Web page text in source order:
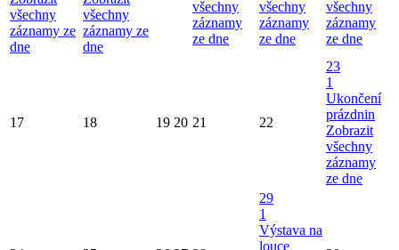
všechny
záznamy ze
dne
všechny
záznamy ze
dne
všechny
záznamy
ze dne
všechny
záznamy
ze dne
všechny
záznamy
ze dne
17 18 19 20 21 22
23
1
Ukončení
prázdnin
Zobrazit
všechny
záznamy
ze dne
29
1
Výstava na
louce